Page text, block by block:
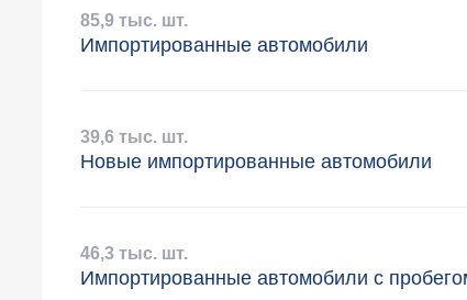
85,9 тыс. шт.
Импортированные автомобили
39,6 тыс. шт.
Новые импортированные автомобили
46,3 тыс. шт.
Импортированные автомобили с